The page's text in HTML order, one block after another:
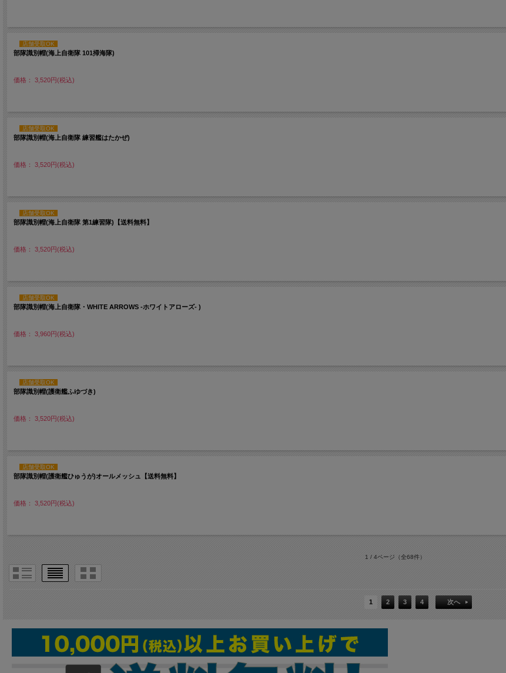
店舗受取OK
部隊識別帽(海上自衛隊 101掃海隊)
価格： 3,520円(税込)
店舗受取OK
部隊識別帽(海上自衛隊 練習艦はたかぜ)
価格： 3,520円(税込)
店舗受取OK
部隊識別帽(海上自衛隊 第1練習隊)【送料無料】
価格： 3,520円(税込)
店舗受取OK
部隊識別帽(海上自衛隊・WHITE ARROWS -ホワイトアローズ- )
価格： 3,960円(税込)
店舗受取OK
部隊識別帽(護衛艦ふゆづき)
価格： 3,520円(税込)
店舗受取OK
部隊識別帽(護衛艦ひゅうが)オールメッシュ【送料無料】
価格： 3,520円(税込)
1 / 4ページ（全68件）
1 2 3 4 次へ